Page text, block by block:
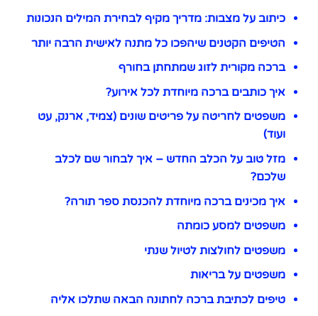
כיתוב על מצבות: מדריך מקיף לבחירת המילים הנכונות
הטיפים הקטנים שיהפכו כל מתנה לאישית הרבה יותר
ברכה מקורית לזוג שמתחתן בחורף
איך כותבים ברכה מיוחדת לכל אירוע?
משפטים לחריטה על פריטים שונים (צמיד, ארנק, עט
ועוד)
מזל טוב על הכלב החדש – איך לבחור שם לכלב
שלכם?
איך מכינים ברכה מיוחדת להכנסת ספר תורה?
משפטים למסע כומתה
משפטים לחולצות לטיול שנתי
משפטים על בריאות
טיפים לכתיבת ברכה לחתונה הבאה שתלכו אליה